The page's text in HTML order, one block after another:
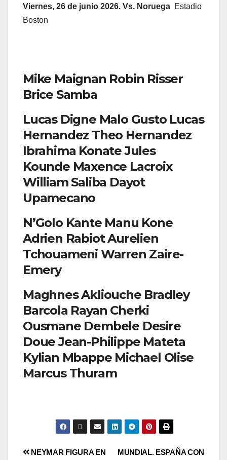
Viernes, 26 de junio 2026. Vs. Noruega Estadio
Boston
Mike Maignan Robin Risser
Brice Samba
Lucas Digne Malo Gusto Lucas
Hernandez Theo Hernandez
Ibrahima Konate Jules
Kounde Maxence Lacroix
William Saliba Dayot
Upamecano
N’Golo Kante Manu Kone
Adrien Rabiot Aurelien
Tchouameni Warren Zaire-
Emery
Maghnes Akliouche Bradley
Barcola Rayan Cherki
Ousmane Dembele Desire
Doue Jean-Philippe Mateta
Kylian Mbappe Michael Olise
Marcus Thuram
MUNDIAL. ESPAÑA CON
NEYMAR FIGURA EN